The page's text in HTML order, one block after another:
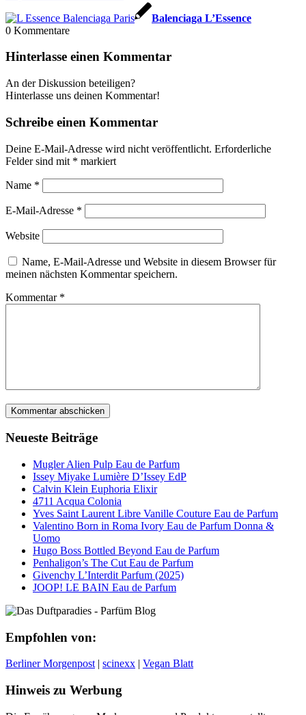
Balenciaga L’Essence
0 Kommentare
Hinterlasse einen Kommentar
An der Diskussion beteiligen?
Hinterlasse uns deinen Kommentar!
Schreibe einen Kommentar
Deine E-Mail-Adresse wird nicht veröffentlicht. Erforderliche
Felder sind mit * markiert
Name *
E-Mail-Adresse *
Website
Name, E-Mail-Adresse und Website in diesem Browser für
meinen nächsten Kommentar speichern.
Kommentar *
Neueste Beiträge
Mugler Alien Pulp Eau de Parfum
Issey Miyake Lumière D’Issey EdP
Calvin Klein Euphoria Elixir
4711 Acqua Colonia
Yves Saint Laurent Libre Vanille Couture Eau de Parfum
Valentino Born in Roma Ivory Eau de Parfum Donna &
Uomo
Hugo Boss Bottled Beyond Eau de Parfum
Penhaligon’s The Cut Eau de Parfum
Givenchy L’Interdit Parfum (2025)
JOOP! LE BAIN Eau de Parfum
Empfohlen von:
Berliner Morgenpost | scinexx | Vegan Blatt
Hinweis zu Werbung